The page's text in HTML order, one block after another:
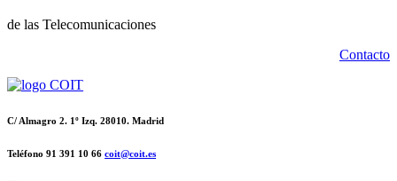
de las Telecomunicaciones
Contacto
C/ Almagro 2. 1º Izq. 28010. Madrid
Teléfono 91 391 10 66 coit@coit.es